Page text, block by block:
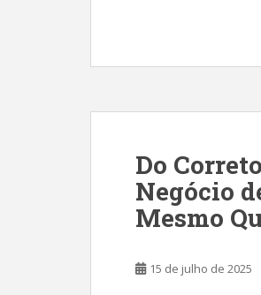
Do
Negócio
Mesmo
15 de julho de 2025